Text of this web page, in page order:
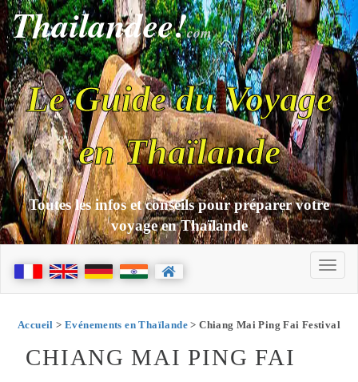
Thailandee!com
Le Guide du Voyage
en Thaïlande
Toutes les infos et conseils pour préparer votre
voyage en Thaïlande
Accueil > Evénements en Thaïlande> Chiang Mai Ping Fai Festival
CHIANG MAI PING FAI